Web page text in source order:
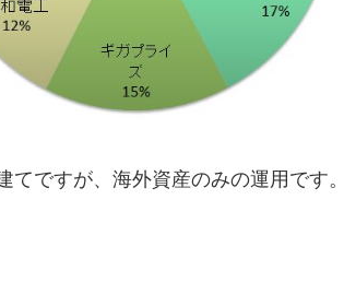
ですが、海外資産のみの運用です。